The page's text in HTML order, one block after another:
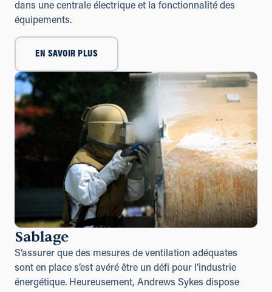
dans une centrale électrique et la fonctionnalité des
équipements.
EN SAVOIR PLUS
Sablage
S’assurer que des mesures de ventilation adéquates
sont en place s’est avéré être un défi pour l’industrie
énergétique. Heureusement, Andrews Sykes dispose